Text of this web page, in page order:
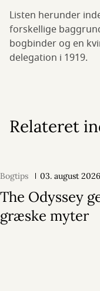
Listen herunder
forskellige
bogbinder og en
delegation i 1919.
Relateret
Bogtips 03. august 2026
The Odyssey
græske myter